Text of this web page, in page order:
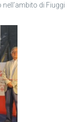
nell’ambito di Fiuggi